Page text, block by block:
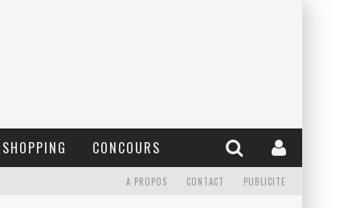
SHOPPING CONCOURS
A PROPOS CONTACT PUBLICITE